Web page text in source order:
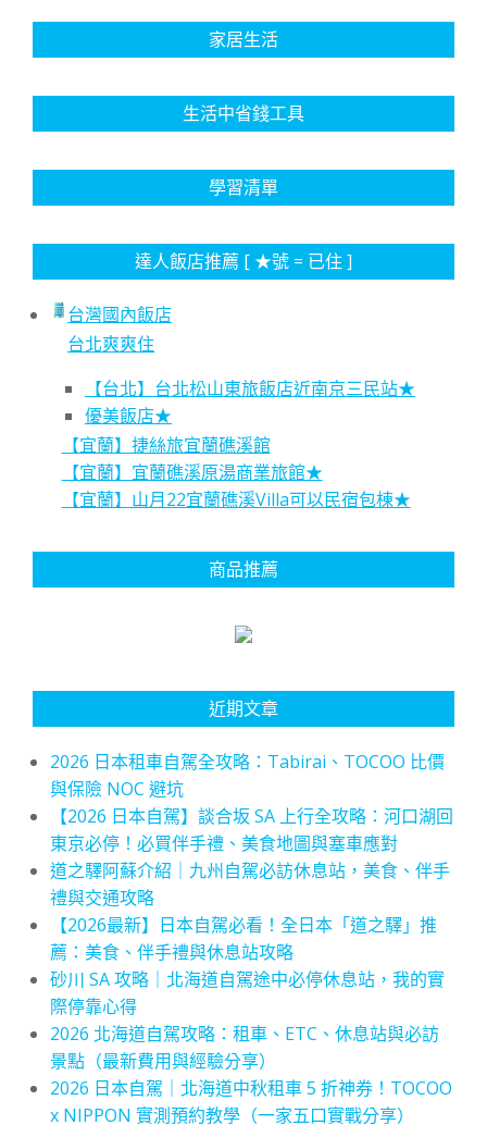
家居生活
生活中省錢工具
學習清單
達人飯店推薦 [ ★號 = 已住 ]
台灣國內飯店
台北爽爽住
【台北】台北松山東旅飯店近南京三民站★
優美飯店★
【宜蘭】捷絲旅宜蘭礁溪館
【宜蘭】宜蘭礁溪原湯商業旅館★
【宜蘭】山月22宜蘭礁溪Villa可以民宿包棟★
商品推薦
近期文章
2026 日本租車自駕全攻略：Tabirai、TOCOO 比價
與保險 NOC 避坑
【2026 日本自駕】談合坂 SA 上行全攻略：河口湖回
東京必停！必買伴手禮、美食地圖與塞車應對
道之驛阿蘇介紹｜九州自駕必訪休息站，美食、伴手
禮與交通攻略
【2026最新】日本自駕必看！全日本「道之驛」推
薦：美食、伴手禮與休息站攻略
砂川 SA 攻略｜北海道自駕途中必停休息站，我的實
際停靠心得
2026 北海道自駕攻略：租車、ETC、休息站與必訪
景點（最新費用與經驗分享）
2026 日本自駕｜北海道中秋租車 5 折神券！TOCOO
x NIPPON 實測預約教學（一家五口實戰分享）